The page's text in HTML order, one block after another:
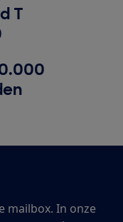
mailbox. In onze